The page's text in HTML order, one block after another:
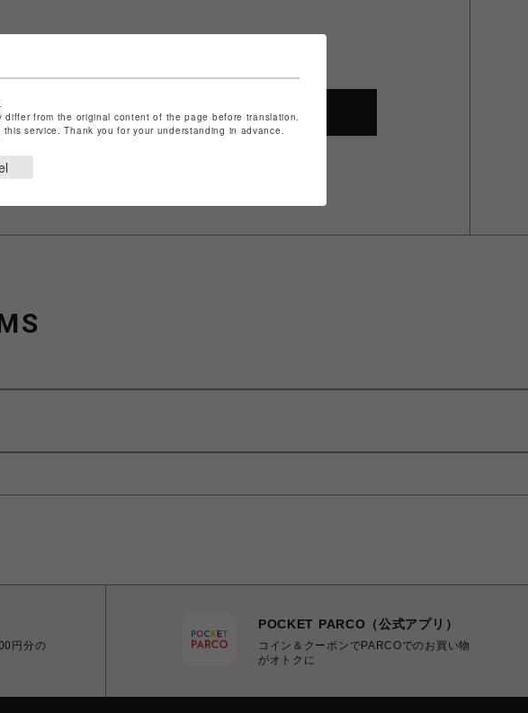
SHOP TOP
円分の
POCKET PARCO（公式アプリ）
コイン＆クーポンでPARCOでのお買い物
がオトクに
from the original content of the page before translation.
service. Thank you for your understanding in advance.